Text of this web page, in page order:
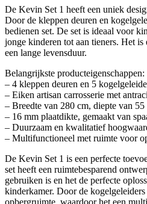
De Kevin Set 1 heeft een uniek
Door de kleppen deuren en
bedienen set. De set is ideaal voor
jonge kinderen tot aan tieners. Het
een lange levensduur.
Belangrijkste producteigenschappen:
– 4 kleppen deuren en 5
– Eiken artisan carrosserie met
– Breedte van 280 cm, diepte van
– 16 mm plaatdikte, gemaakt van
– Duurzaam en kwalitatief
– Multifunctioneel met ruimte voor
De Kevin Set 1 is een perfecte
set heeft een ruimtebesparend
gebruiken is en het de perfecte
kinderkamer. Door de
opbergruimte, waardoor het een